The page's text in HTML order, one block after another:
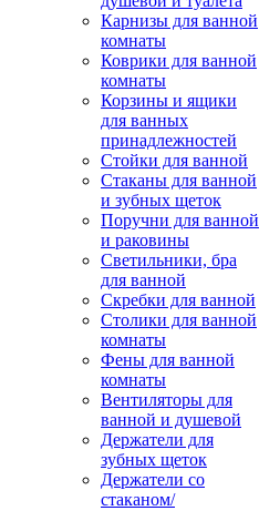
Карнизы для ванной
комнаты
Коврики для ванной
комнаты
Корзины и ящики
для ванных
принадлежностей
Стойки для ванной
Стаканы для ванной
и зубных щеток
Поручни для ванной
и раковины
Светильники, бра
для ванной
Скребки для ванной
Столики для ванной
комнаты
Фены для ванной
комнаты
Вентиляторы для
ванной и душевой
Держатели для
зубных щеток
Держатели со
стаканом/